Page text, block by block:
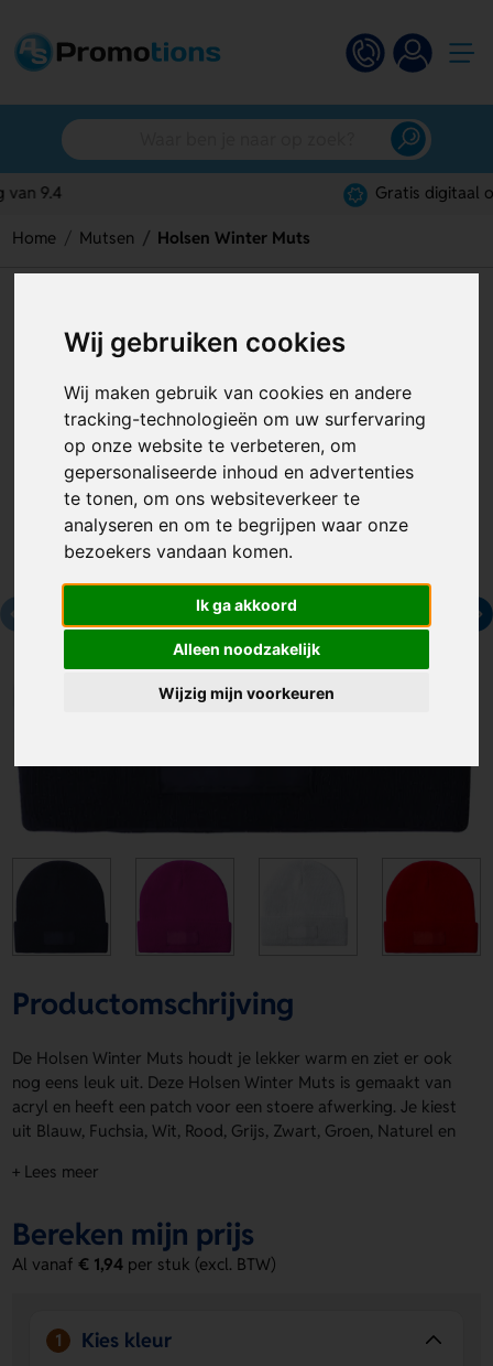
Wij gebruiken cookies
Wij maken gebruik van cookies en andere
tracking-technologieën om uw surfervaring
op onze website te verbeteren, om
gepersonaliseerde inhoud en advertenties
te tonen, om ons websiteverkeer te
analyseren en om te begrijpen waar onze
bezoekers vandaan komen.
Ik ga akkoord
Alleen noodzakelijk
Wijzig mijn voorkeuren
Gratis digitaal ontwerp
Home Mutsen Holsen Winter Muts
Artikelnummer:119554
Productomschrijving
De Holsen Winter Muts houdt je lekker warm en ziet er ook
nog eens leuk uit. Deze Holsen Winter Muts is gemaakt van
acryl en heeft een patch voor een stoere afwerking. Je kiest
uit Blauw, Fuchsia, Wit, Rood, Grijs, Zwart, Groen, Naturel en
aanbrengen van een logo, naam of eigen ontwerp. Bestel of
Voordelen van de Holsen Winter Muts
Ruimte voor personalisatie.
eigen ontwerp aanbrengen voor een eigen uitstraling.
+ Lees meer
Bereken mijn prijs
Al vanaf€ 1,94 per stuk (excl. BTW)
1 Kies kleur